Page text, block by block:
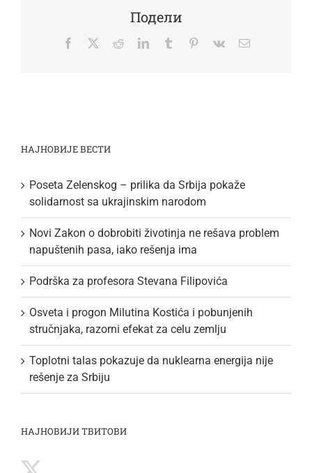
Подели
Facebook
TwitterRedditLinkedInTumblr Pinterest
Vk Email
НАЈНОВИЈЕ ВЕСТИ
Poseta Zelenskog – prilika da Srbija pokaže
solidarnost sa ukrajinskim narodom
Novi Zakon o dobrobiti životinja ne rešava problem
napuštenih pasa, iako rešenja ima
Podrška za profesora Stevana Filipovića
Osveta i progon Milutina Kostića i pobunjenih
stručnjaka, razorni efekat za celu zemlju
Toplotni talas pokazuje da nuklearna energija nije
rešenje za Srbiju
НАЈНОВИЈИ ТВИТОВИ